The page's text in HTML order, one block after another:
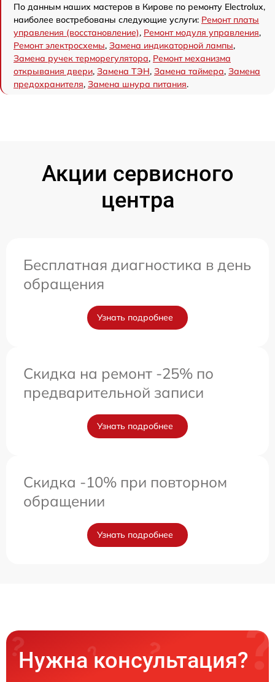
По данным наших мастеров в Кирове по ремонту Electrolux,
наиболее востребованы следующие услуги: Ремонт платы
управления (восстановление), Ремонт модуля управления,
Ремонт электросхемы, Замена индикаторной лампы,
Замена ручек терморегулятора, Ремонт механизма
открывания двери, Замена ТЭН, Замена таймера, Замена
предохранителя, Замена шнура питания.
Акции сервисного
центра
Бесплатная диагностика в день
обращения
Узнать подробнее
Скидка на ремонт -25% по
предварительной записи
Узнать подробнее
Скидка -10% при повторном
обращении
Узнать подробнее
Нужна консультация?